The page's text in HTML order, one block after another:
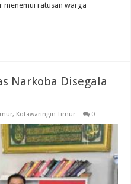
menemui ratusan warga
Narkoba Disegala
, Kotawaringin Timur 0